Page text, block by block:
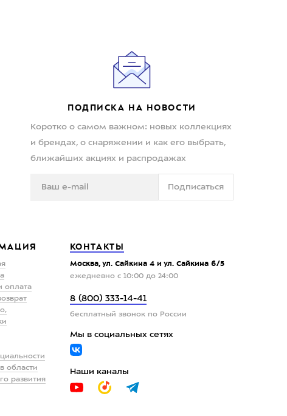
ПОДПИСКА НА НОВОСТИ
Коротко о самом важном: новых коллекциях
и брендах, о снаряжении и как его выбрать,
ближайших акциях и распродажах
Подписаться
оплата
области
развития
КОНТАКТЫ
Москва, ул. Сайкина 4 и ул. Сайкина 6/5
ежедневно с 10:00 до 24:00
8 (800) 333-14-41
бесплатный звонок по России
Мы в социальных сетях
Наши каналы